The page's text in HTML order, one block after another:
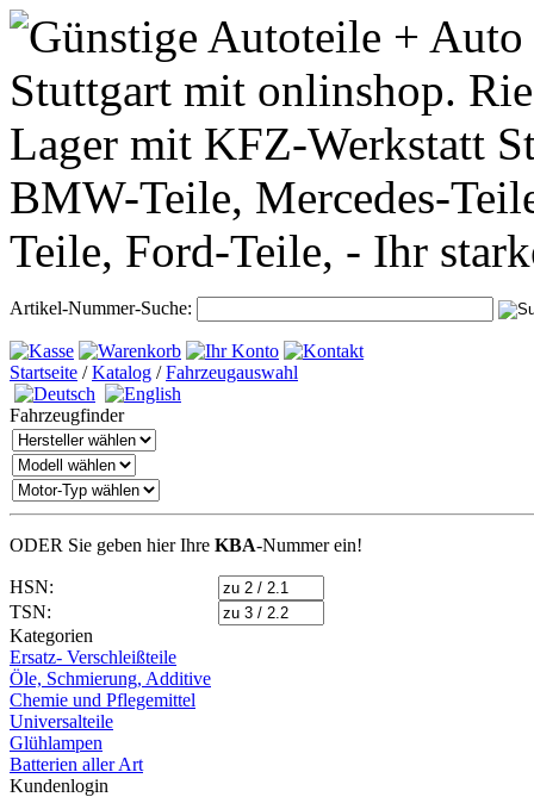
Artikel-Nummer-Suche:
Startseite /Katalog /Fahrzeugauswahl
Fahrzeugfinder
ODER Sie geben hier Ihre KBA-Nummerein!
HSN:
TSN:
Kategorien
Ersatz- Verschleißteile
Öle, Schmierung, Additive
Chemie und Pflegemittel
Universalteile
Glühlampen
Batterien aller Art
Kundenlogin